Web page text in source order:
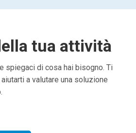
tua attività
spiegaci di cosa hai bisogno. Ti
a valutare una soluzione